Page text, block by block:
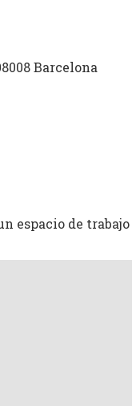
Barcelona
espacio de trabajo